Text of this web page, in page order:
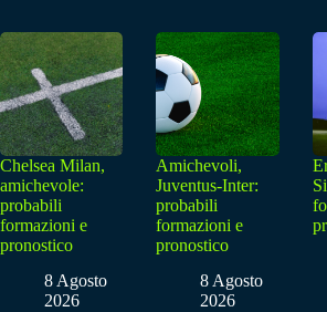
Chelsea Milan,
amichevole:
probabili
formazioni e
pronostico
8 Agosto
2026
Amichevoli,
Juventus-Inter:
probabili
formazioni e
pronostico
8 Agosto
2026